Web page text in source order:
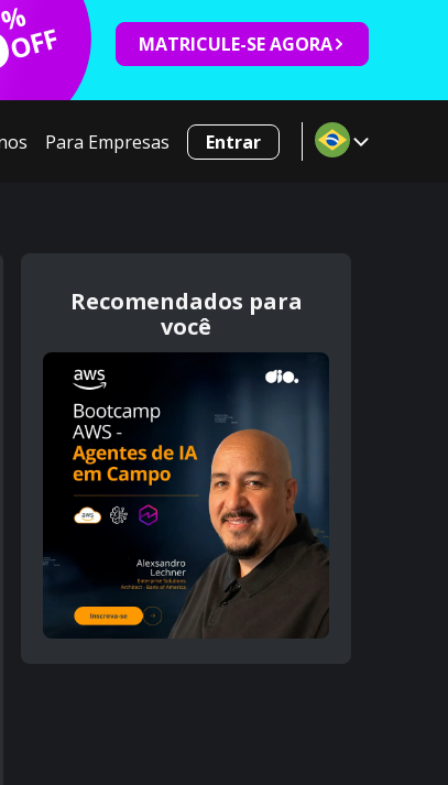
OFF MATRICULE-SE AGORA
Para Empresas Entrar
Recomendados para
você